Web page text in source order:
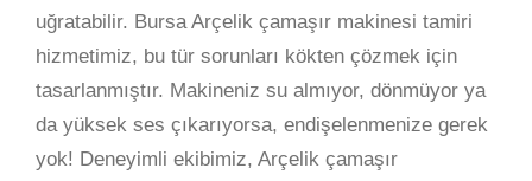
uğratabilir. Bursa Arçelik çamaşır makinesi tamiri
hizmetimiz, bu tür sorunları kökten çözmek için
tasarlanmıştır. Makineniz su almıyor, dönmüyor ya
da yüksek ses çıkarıyorsa, endişelenmenize gerek
yok! Deneyimli ekibimiz, Arçelik çamaşır